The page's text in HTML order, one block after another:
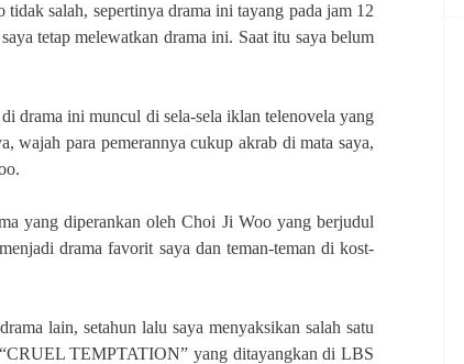
salah, sepertinya drama ini tayang pada jam 12
tetap melewatkan drama ini. Saat itu saya belum
drama ini muncul di sela-sela iklan telenovela yang
wajah para pemerannya cukup akrab di mata saya,
yang diperankan oleh Choi Ji Woo yang berjudul
drama favorit saya dan teman-teman di kost-
lain, setahun lalu saya menyaksikan salah satu
TEMPTATION” yang ditayangkan di LBS